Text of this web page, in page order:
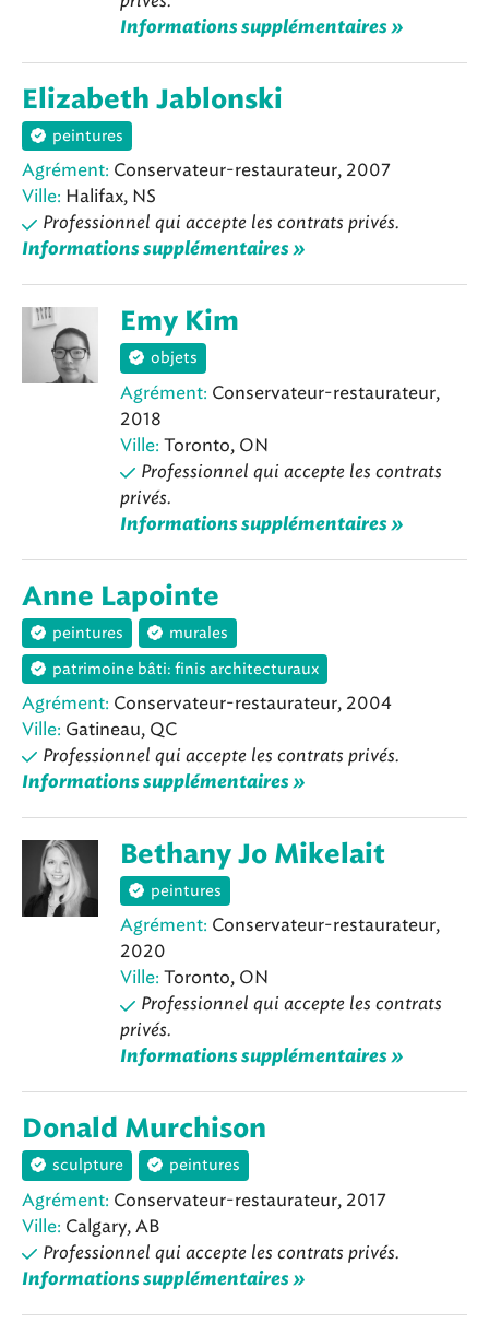
Informations supplémentaires »
Elizabeth Jablonski
peintures
Agrément: Conservateur-restaurateur, 2007
Ville: Halifax, NS
Professionnel qui accepte les contrats privés.
Informations supplémentaires »
Emy Kim
objets
Agrément: Conservateur-restaurateur,
2018
Ville: Toronto, ON
Professionnel qui accepte les contrats
privés.
Informations supplémentaires »
Anne Lapointe
peintures
murales
patrimoine bâti: finis architecturaux
Agrément: Conservateur-restaurateur, 2004
Ville: Gatineau, QC
Professionnel qui accepte les contrats privés.
Informations supplémentaires »
Bethany Jo Mikelait
peintures
Agrément: Conservateur-restaurateur,
2020
Ville: Toronto, ON
Professionnel qui accepte les contrats
privés.
Informations supplémentaires »
Donald Murchison
sculpture peintures
Agrément: Conservateur-restaurateur, 2017
Ville: Calgary, AB
Professionnel qui accepte les contrats privés.
Informations supplémentaires »